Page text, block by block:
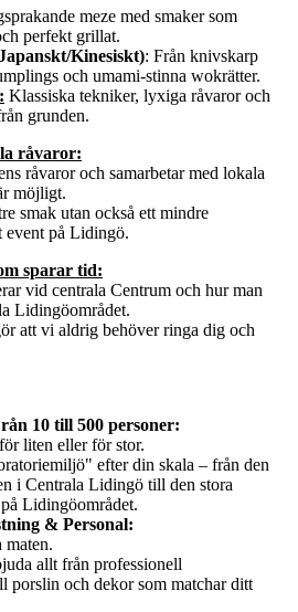
meze med smaker som
perfekt grillat.
Kinesiskt): Från knivskarp
och umami-stinna wokrätter.
Klassiska tekniker, lyxiga råvaror och
grunden.
råvaror:
råvaror och samarbetar med lokala
möjligt.
smak utan också ett mindre
på Lidingö.
sparar tid:
vid centrala Centrum och hur man
Lidingöområdet.
att vi aldrig behöver ringa dig och
10 till 500 personer:
liten eller för stor.
efter din skala – från den
i Centrala Lidingö till den stora
Lidingöområdet.
& Personal:
maten.
allt från professionell
porslin och dekor som matchar ditt